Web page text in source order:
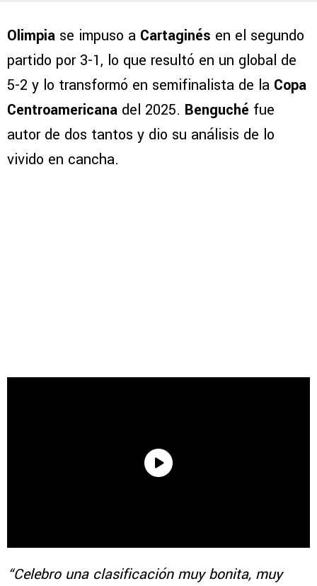
Olimpia se impuso a Cartaginés en el segundo
partido por 3-1, lo que resultó en un global de
5-2 y lo transformó en semifinalista de la Copa
Centroamericana del 2025. Benguché fue
autor de dos tantos y dio su análisis de lo
vivido en cancha.
“Celebro una clasificación muy bonita, muy